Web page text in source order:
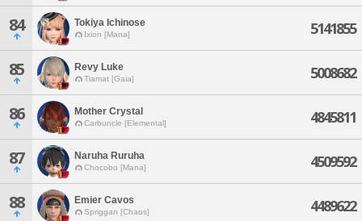
84 Tokiya Ichinose
Ixion [Mana] 5141855
85 Revy Luke
Tiamat [Gaia] 5008682
86 Mother Crystal
Carbuncle [Elemental] 4845811
87 Naruha Ruruha
Chocobo [Mana] 4509592
88 Emier Cavos
Spriggan [Chaos] 4489622